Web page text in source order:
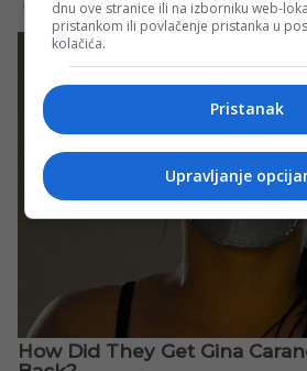
dnu ove stranice ili na izborniku web-
pristankom ili povlačenje pristanka u
kolačića.
Pristanak
Upravljanje